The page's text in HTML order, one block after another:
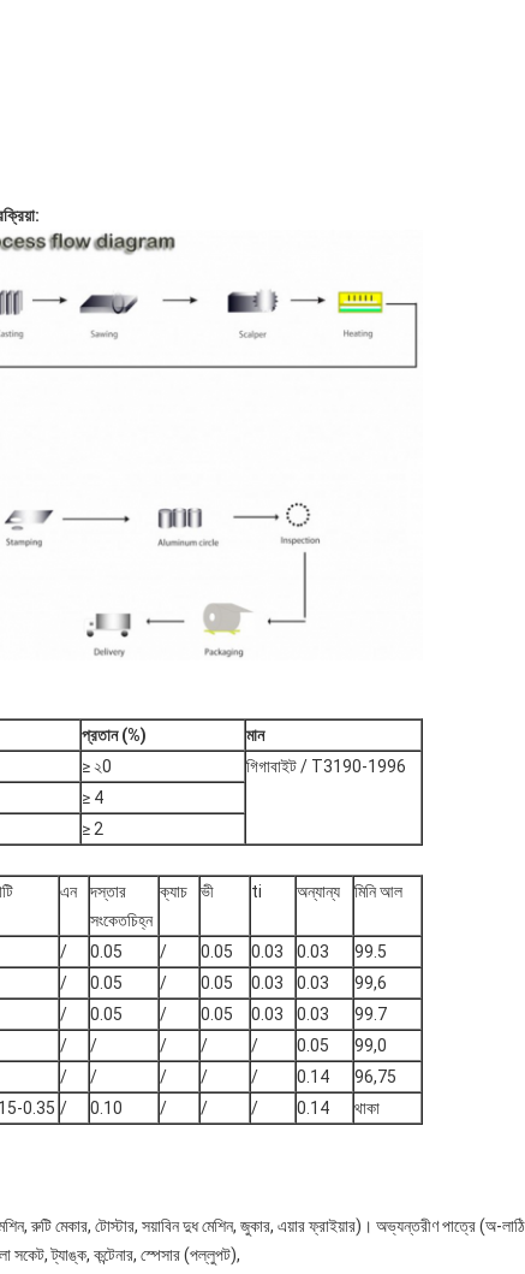
প্রতান (%)
মান
≥ ২0
গিগাবাইট / T3190-1996
≥ 4
≥ 2
এন
দস্তার
সংকেতচিহ্ন
ক্যাচ ভী ti অন্যান্য মিনি আল
/ 0.05 / 0.05 0.03 0.03
99.5
/ 0.05 / 0.05 0.03 0.03
99,6
/ 0.05 / 0.05 0.03 0.03
99.7
/ / / / / 0.05
99,0
/ / / / / 0.14
96,75
0.35 / 0.10 / / / 0.14 থাকা
রুটি মেকার, টোস্টার, সয়াবিন দুধ মেশিন, জুকার, এয়ার ফ্রাইয়ার)। অভ্যন্তরীণ পাত্রে (অ-
সকেট, ট্যাঙ্ক, কন্টেনার, স্পেসার (পল্লুপট),